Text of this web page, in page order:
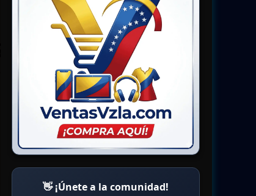
👋 ¡Únete a la comunidad!